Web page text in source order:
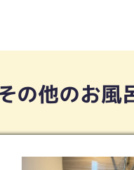
の他のお風